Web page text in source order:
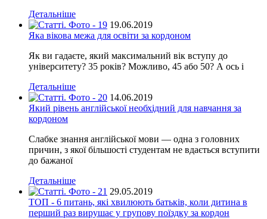
Детальніше
19.06.2019
Яка вікова межа для освіти за кордоном
Як ви гадаєте, який максимальний вік вступу до
університету? 35 років? Можливо, 45 або 50? А ось і
Детальніше
14.06.2019
Який рівень англійської необхідний для навчання за
кордоном
Слабке знання англійської мови — одна з головних
причин, з якої більшості студентам не вдається вступити
до бажаної
Детальніше
29.05.2019
ТОП - 6 питань, які хвилюють батьків, коли дитина в
перший раз вирушає у групову поїздку за кордон